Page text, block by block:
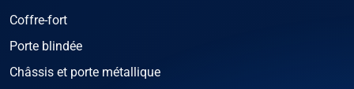
Coffre-fort
Porte blindée
Châssis et porte métallique